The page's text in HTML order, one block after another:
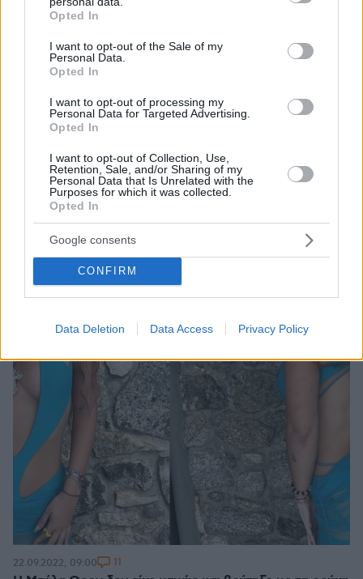
grant or deny consent to Google and its third-party tags to
use your data for below specified purposes in below Google
consent section.
Opted In
I want to opt-out of the Sale of my
Personal Data.
Opted In
I want to opt-out of processing my
Personal Data for Targeted Advertising.
Opted In
I want to opt-out of Collection, Use,
Retention, Sale, and/or Sharing of my
Personal Data that Is Unrelated with the
Purposes for which it was collected.
Opted In
Google consents
CONFIRM
Data Deletion Data Access Privacy Policy
φλέρταρα, ενώ ήμουν 10 ετών»
«Μου είπε ότι τον έκανα να νιώσει πολύ άβολα, για
περιγράφει
28.12.2022, 08:45
22.09.2022, 09:00 11